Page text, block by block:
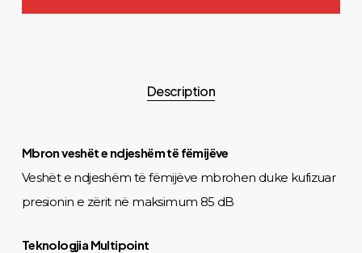
Description
Mbron veshët e ndjeshëm të fëmijëve
Veshët e ndjeshëm të fëmijëve mbrohen duke kufizuar
presionin e zërit në maksimum 85 dB
Teknologjia Multipoint